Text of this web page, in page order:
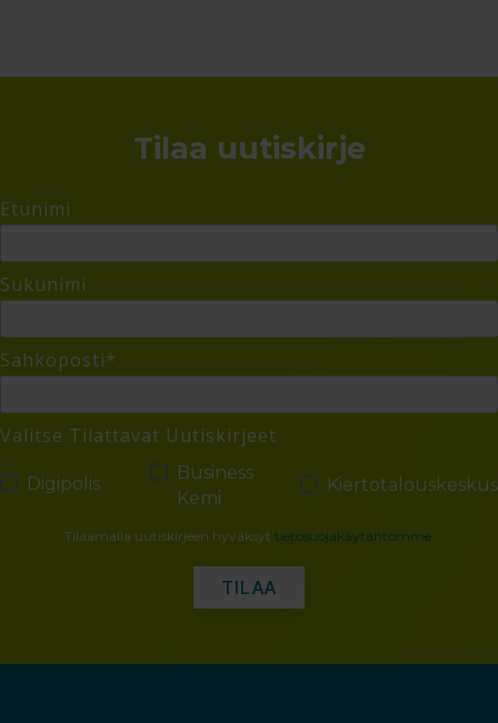
Tilaa uutiskirje
Etunimi
Sukunimi
Sähköposti*
Valitse Tilattavat Uutiskirjeet
Digipolis
Business
Kemi
Kiertotalouskeskus
Tilaamalla uutiskirjeen hyväksyt tietosuojakäytäntömme.